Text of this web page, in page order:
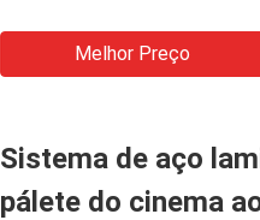
Melhor Preço
Sistema de aço
pálete do cinema